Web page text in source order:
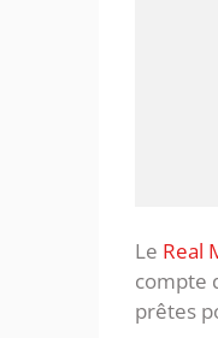
Le Real
compte
prêtes